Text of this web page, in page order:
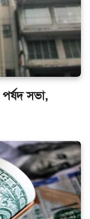
পর্ষদ সভা,